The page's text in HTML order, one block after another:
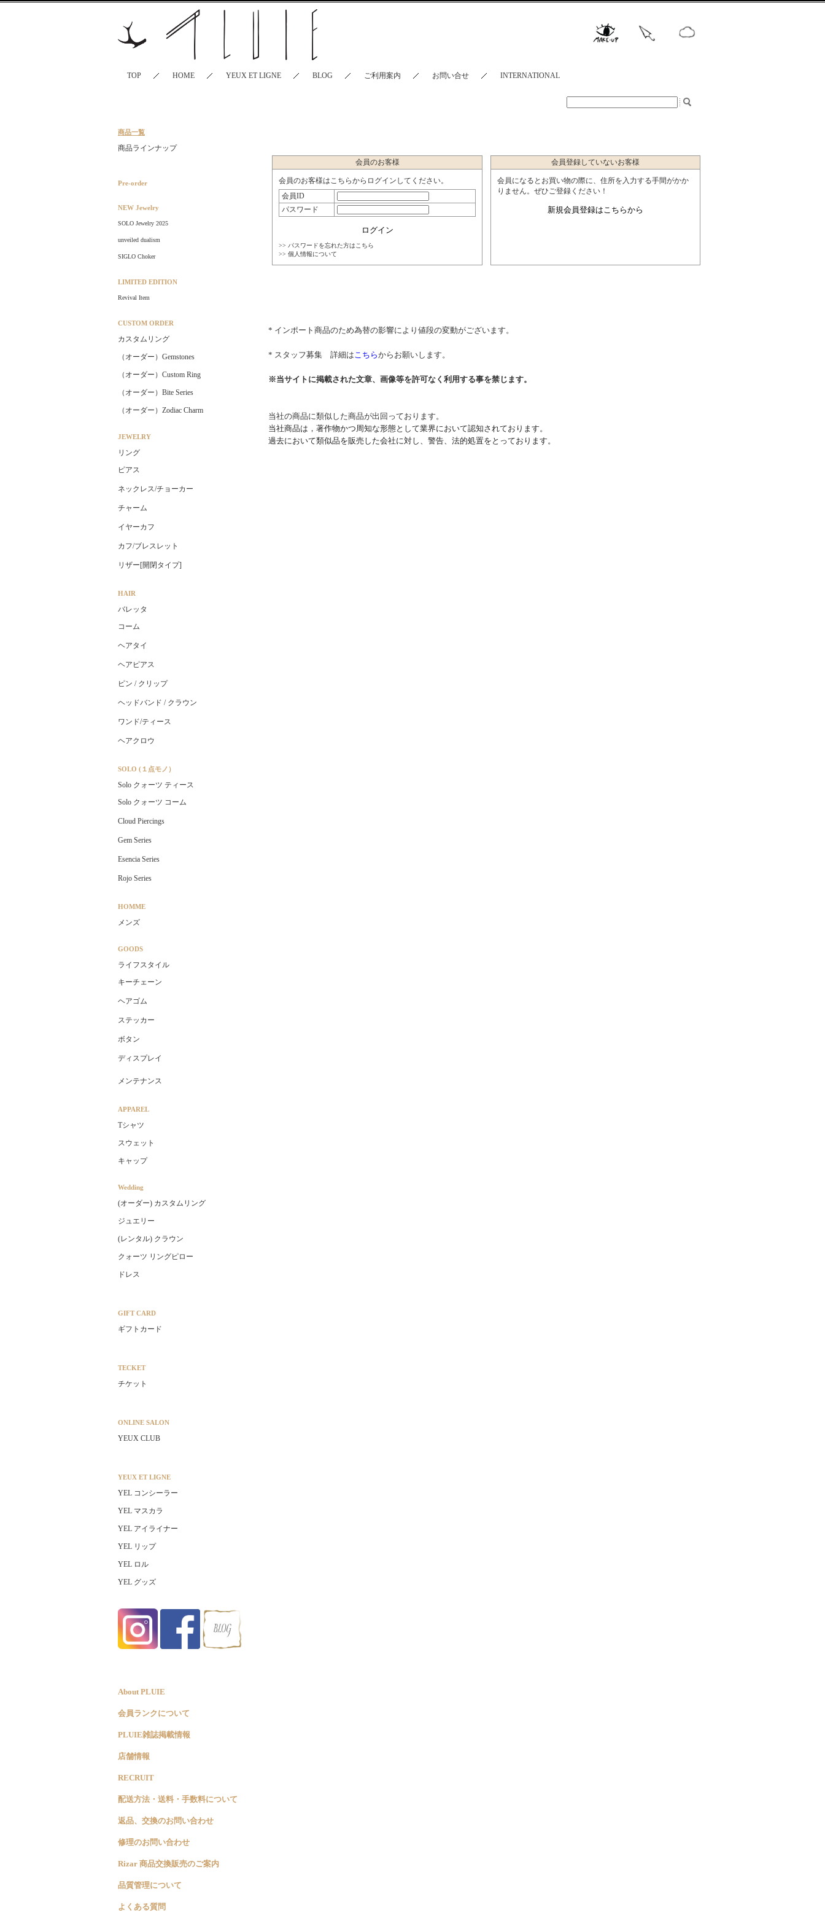
TOP HOME YEUX ET LIGNE BLOG ご利用案内 お問い合せ INTERNATIONAL
会員のお客様 会員登録していないお客様
会員のお客様はこちらからログインしてください。
会員ID
パスワード
>> パスワードを忘れた方はこちら
>> 個人情報について
会員になるとお買い物の際に、住所を入力する手間がかか
りません。ぜひご登録ください！
* インポート商品のため為替の影響により値段の変動がございます。
* スタッフ募集 詳細はこちらからお願いします。
※当サイトに掲載された文章、画像等を許可なく利用する事を禁じます。
当社の商品に類似した商品が出回っております。
当社商品は，著作物かつ周知な形態として業界において認知されております。
過去において類似品を販売した会社に対し、警告、法的処置をとっております。
商品一覧
商品ラインナップ
Pre-order
NEW Jewelry
SOLO Jewelry 2025
unveiled dualism
SIGLO Choker
LIMITED EDITION
Revival Item
CUSTOM ORDER
カスタムリング
（オーダー）Gemstones
（オーダー）Custom Ring
（オーダー）Bite Series
（オーダー）Zodiac Charm
JEWELRY
リング
ピアス
ネックレス/チョーカー
チャーム
イヤーカフ
カフ/ブレスレット
リザー[開閉タイプ]
HAIR
バレッタ
コーム
ヘアタイ
ヘアピアス
ピン / クリップ
ヘッドバンド / クラウン
ワンド/ティース
ヘアクロウ
SOLO (１点モノ）
Solo クォーツ ティース
Solo クォーツ コーム
Cloud Piercings
Gem Series
Esencia Series
Rojo Series
HOMME
メンズ
GOODS
ライフスタイル
キーチェーン
ヘアゴム
ステッカー
ボタン
ディスプレイ
メンテナンス
APPAREL
Tシャツ
スウェット
キャップ
Wedding
(オーダー) カスタムリング
ジュエリー
(レンタル) クラウン
クォーツ リングピロー
ドレス
GIFT CARD
ギフトカード
TECKET
チケット
ONLINE SALON
YEUX CLUB
YEUX ET LIGNE
YEL コンシーラー
YEL マスカラ
YEL アイライナー
YEL リップ
YEL ロル
YEL グッズ
About PLUIE
会員ランクについて
PLUIE雑誌掲載情報
店舗情報
RECRUIT
配送方法・送料・手数料について
返品、交換のお問い合わせ
修理のお問い合わせ
Rizar 商品交換販売のご案内
品質管理について
よくある質問